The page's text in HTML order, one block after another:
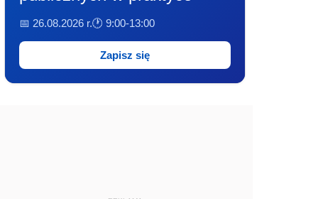
📅 26.08.2026 r.🕐 9:00-13:00
Zapisz się